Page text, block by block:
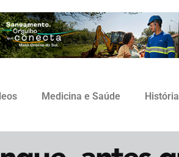
Medicina e Saúde História